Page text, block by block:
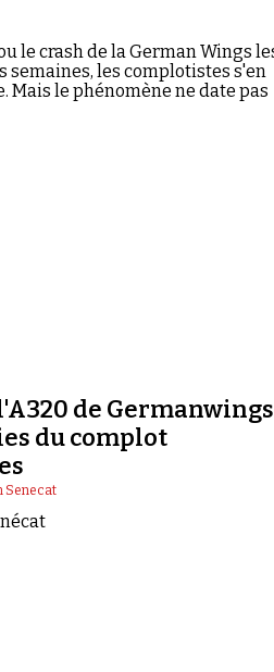
le crash de la German Wings
semaines, les complotistes s'en
le phénomène ne date pas
de
du complot
Senecat